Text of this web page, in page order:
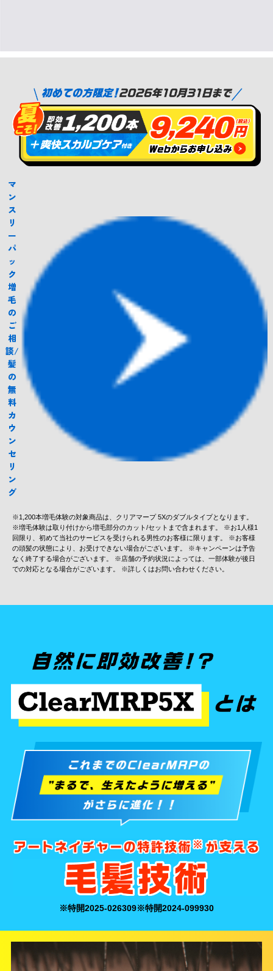
マ
ン
ス
リ
ー
パ
ッ
ク
増
毛
の
ご
相
談/
髪
の
無
料
カ
ウ
ン
セ
リ
ン
グ
※1,200本増毛体験の対象商品は、クリアマープ 5Xのダブルタイプとなります。
※増毛体験は取り付けから増毛部分のカット/セットまで含まれます。 ※お1人様1
回限り、初めて当社のサービスを受けられる男性のお客様に限ります。 ※お客様
の頭髪の状態により、お受けできない場合がございます。 ※キャンペーンは予告
なく終了する場合がございます。 ※店舗の予約状況によっては、一部体験が後日
での対応となる場合がございます。 ※詳しくはお問い合わせください。
※特開2025-026309※特開2024-099930